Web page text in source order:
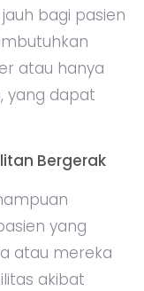
bagi pasien
atau hanya
yang dapat
Bergerak
yang
atau mereka
akibat